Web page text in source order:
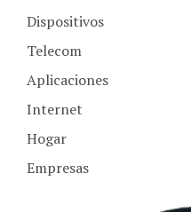
Dispositivos
Telecom
Aplicaciones
Internet
Hogar
Empresas